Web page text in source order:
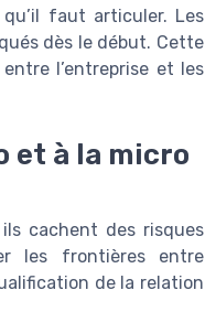
faut articuler. Les
dès le début. Cette
l’entreprise et les
et à la micro
cachent des risques
les frontières entre
de la relation